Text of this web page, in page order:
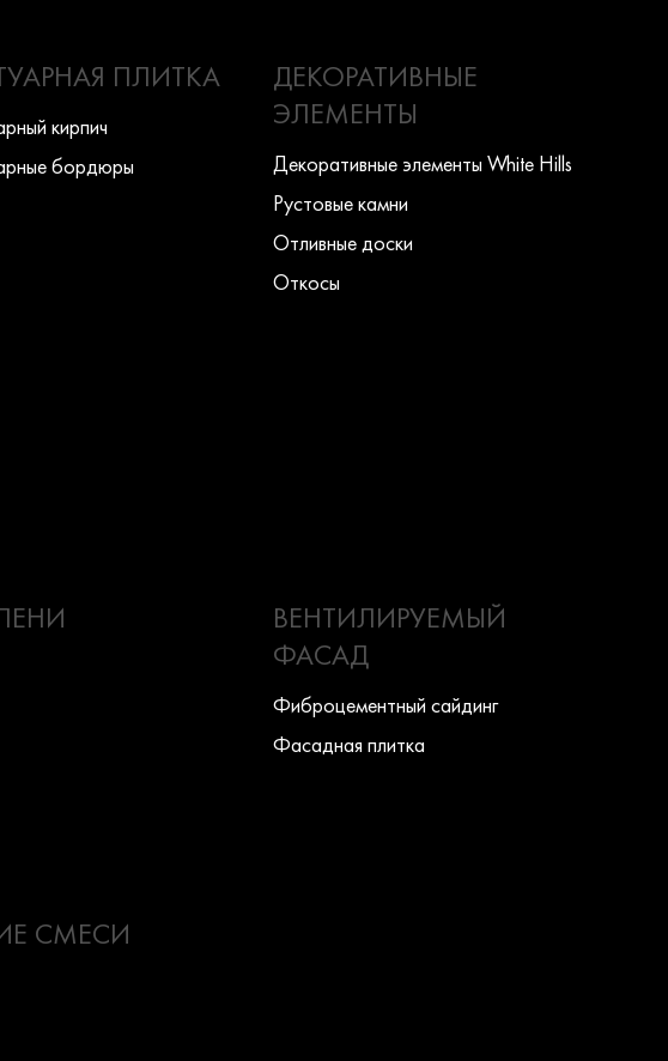
ПЛИТКА
кирпич
бордюры
ДЕКОРАТИВНЫЕ
ЭЛЕМЕНТЫ
Декоративные элементы White Hills
Рустовые камни
Отливные доски
Откосы
ВЕНТИЛИРУЕМЫЙ
ФАСАД
Фиброцементный сайдинг
Фасадная плитка
СМЕСИ